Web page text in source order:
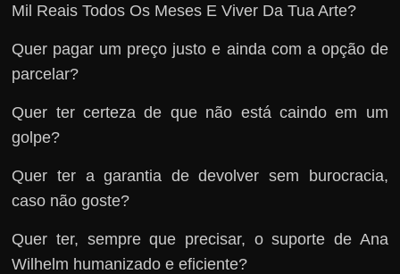
Mil Reais Todos Os Meses E Viver Da Tua Arte?
Quer pagar um preço justo e ainda com a opção de
parcelar?
Quer ter certeza de que não está caindo em um
golpe?
Quer ter a garantia de devolver sem burocracia,
caso não goste?
Quer ter, sempre que precisar, o suporte de Ana
Wilhelm humanizado e eficiente?